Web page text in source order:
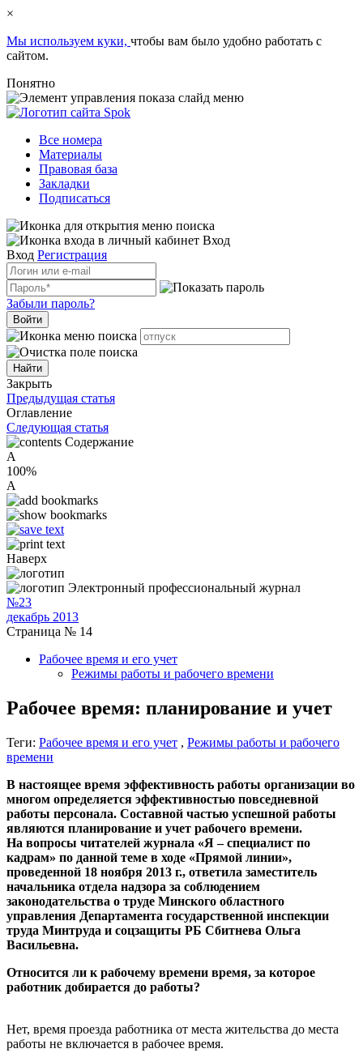
×
Мы используем куки, чтобы вам было удобно работать с
сайтом.
Понятно
Все номера
Материалы
Правовая база
Закладки
Подписаться
Вход
Вход Регистрация
Забыли пароль?
Войти
Закрыть
Предыдущая статья
Оглавление
Следующая статья
Содержание
A
100%
A
Наверх
Электронный профессиональный журнал
№23
декабрь 2013
Страница № 14
Рабочее время и его учет
Режимы работы и рабочего времени
Рабочее время: планирование и учет
Теги: Рабочее время и его учет , Режимы работы и рабочего
времени
В настоящее время эффективность работы организации во
многом определяется эффективностью повседневной
работы персонала. Составной частью успешной работы
являются планирование и учет рабочего времени.
На вопросы читателей журнала «Я – специалист по
кадрам» по данной теме в ходе «Прямой линии»,
проведенной 18 ноября 2013 г., ответила заместитель
начальника отдела надзора за соблюдением
законодательства о труде Минского областного
управления Департамента государственной инспекции
труда Минтруда и соцзащиты РБ Сбитнева Ольга
Васильевна.
Относится ли к рабочему времени время, за которое
работник добирается до работы?
Нет, время проезда работника от места жительства до места
работы не включается в рабочее время.